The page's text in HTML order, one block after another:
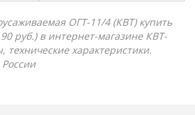
ОГТ-11/4 (КВТ) купить
руб.) в интернет-магазине КВТ-
технические характеристики.